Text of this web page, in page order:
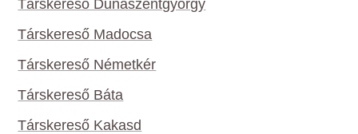
Társkereső Dunaszentgyörgy
Társkereső Madocsa
Társkereső Németkér
Társkereső Báta
Társkereső Kakasd